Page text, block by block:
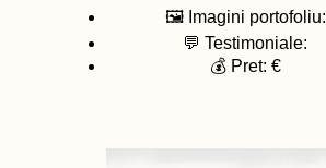
🖼️ Imagini portofoliu:
💬 Testimoniale:
💰 Pret: €